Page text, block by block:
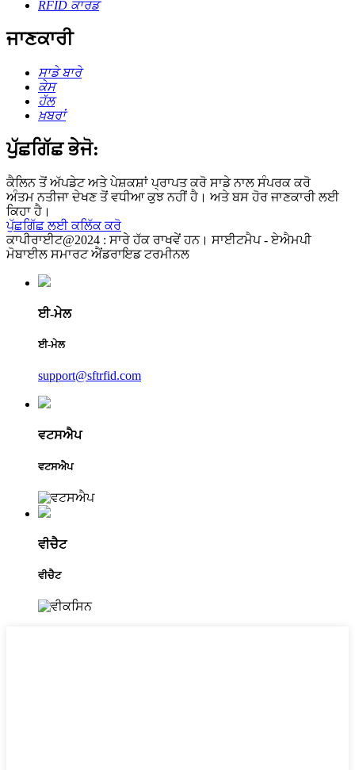
RFID ਕਾਰਡ
ਜਾਣਕਾਰੀ
ਸਾਡੇ ਬਾਰੇ
ਕੇਸ
ਹੱਲ
ਖ਼ਬਰਾਂ
ਪੁੱਛਗਿੱਛ ਭੇਜੋ:
ਕੈਲਿਨ ਤੋਂ ਅੱਪਡੇਟ ਅਤੇ ਪੇਸ਼ਕਸ਼ਾਂ ਪ੍ਰਾਪਤ ਕਰੋ ਸਾਡੇ ਨਾਲ ਸੰਪਰਕ ਕਰੋ
ਅੰਤਮ ਨਤੀਜਾ ਦੇਖਣ ਤੋਂ ਵਧੀਆ ਕੁਝ ਨਹੀਂ ਹੈ। ਅਤੇ ਬਸ ਹੋਰ ਜਾਣਕਾਰੀ ਲਈ
ਕਿਹਾ ਹੈ।
ਪੁੱਛਗਿੱਛ ਲਈ ਕਲਿੱਕ ਕਰੋ
ਕਾਪੀਰਾਈਟ@2024 : ਸਾਰੇ ਹੱਕ ਰਾਖਵੇਂ ਹਨ। ਸਾਈਟਮੈਪ - ਏਐਮਪੀ
ਮੋਬਾਈਲ ਸਮਾਰਟ ਐਂਡਰਾਇਡ ਟਰਮੀਨਲ
ਈ-ਮੇਲ
ਈ-ਮੇਲ
support@sftrfid.com
ਵਟਸਐਪ
ਵਟਸਐਪ
ਵੀਚੈਟ
ਵੀਚੈਟ